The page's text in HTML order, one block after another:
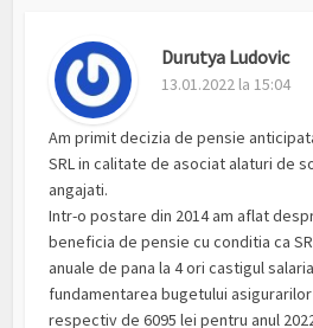
Durutya Ludovic
13.01.2022 la 15:04
Am primit decizia de pensie
SRL in calitate de asociat alaturi de
angajati.
Intr-o postare din 2014 am aflat
beneficia de pensie cu conditia ca
anuale de pana la 4 ori castigul
fundamentarea bugetului
respectiv de 6095 lei pentru anul